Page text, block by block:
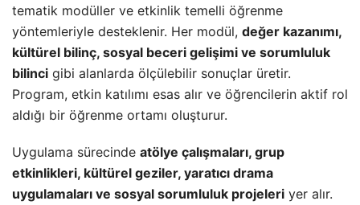
tematik modüller ve etkinlik temelli öğrenme
yöntemleriyle desteklenir. Her modül, değer kazanımı,
kültürel bilinç, sosyal beceri gelişimi ve sorumluluk
bilinci gibi alanlarda ölçülebilir sonuçlar üretir.
Program, etkin katılımı esas alır ve öğrencilerin aktif rol
aldığı bir öğrenme ortamı oluşturur.
Uygulama sürecinde atölye çalışmaları, grup
etkinlikleri, kültürel geziler, yaratıcı drama
uygulamaları ve sosyal sorumluluk projeleri yer alır.